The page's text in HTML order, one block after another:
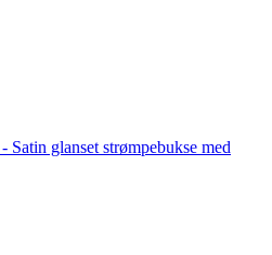
Satin glanset strømpebukse med